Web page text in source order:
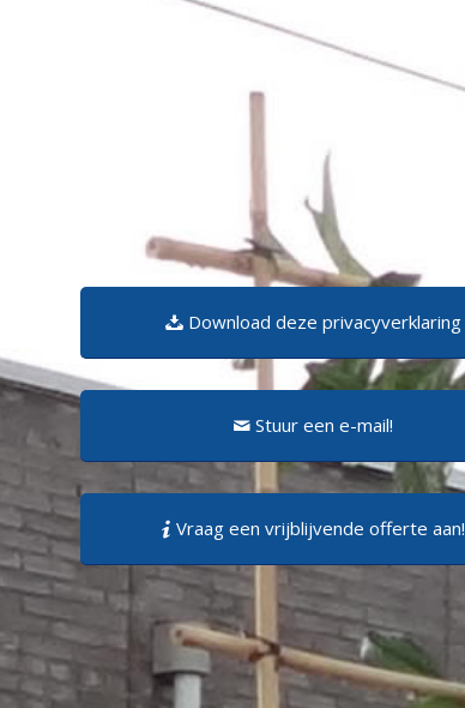
Download deze privacyverklaring
Stuur een e-mail!
Vraag een vrijblijvende offerte aan!